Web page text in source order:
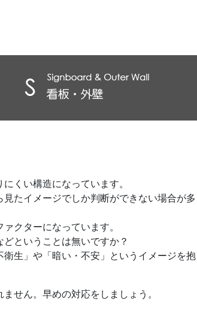
くい構造になっています。
たイメージでしか判断ができない場合が多
クターになっています。
ということは無いですか？
生」や「暗い・不安」というイメージを抱
せん。早めの対応をしましょう。